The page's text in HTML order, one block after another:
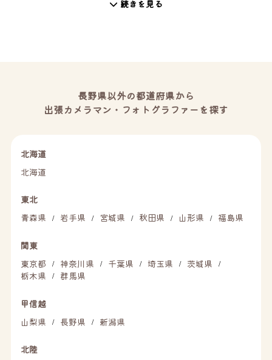
続きを見る
長野県以外の都道府県から
出張カメラマン・フォトグラファーを探す
北海道
北海道
東北
青森県
/ 岩手県 / 宮城県 / 秋田県 / 山形県 / 福島県
関東
東京都
/ 神奈川県 / 千葉県 / 埼玉県 / 茨城県 /
栃木県 / 群馬県
甲信越
山梨県
/ 長野県 / 新潟県
北陸